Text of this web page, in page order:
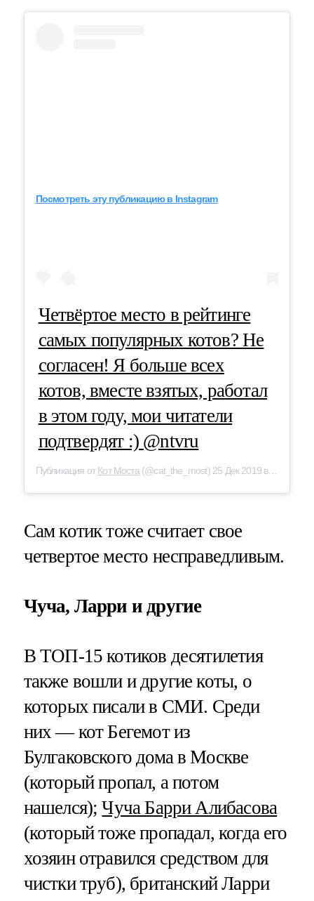
Посмотреть эту публикацию в Instagram
Четвёртое место в рейтинге
самых популярных котов? Не
согласен! Я больше всех
котов, вместе взятых, работал
в этом году, мои читатели
подтвердят :) @ntvru
Публикация отКот Моста(@cat_the_most) 25 Дек 2019 в 3:03 PST
Сам котик тоже считает свое
четвертое место несправедливым.
Чуча, Ларри и другие
В ТОП-15 котиков десятилетия
также вошли и другие коты, о
которых писали в СМИ. Среди
них — кот Бегемот из
Булгаковского дома в Москве
(который пропал, а потом
нашелся);Чуча Барри Алибасова
(который тоже пропадал, когда его
хозяин отравился средством для
чистки труб), британский Ларри